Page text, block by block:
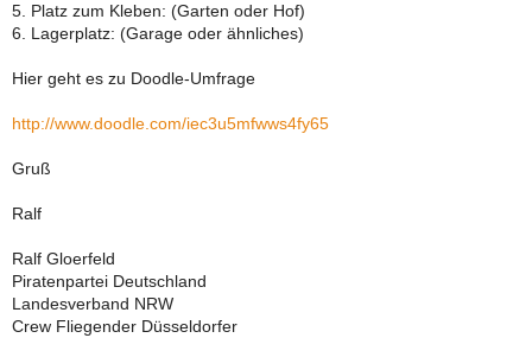
5. Platz zum Kleben: (Garten oder Hof)
6. Lagerplatz: (Garage oder ähnliches)
Hier geht es zu Doodle-Umfrage
http://www.doodle.com/iec3u5mfwws4fy65
Gruß
Ralf
Ralf Gloerfeld
Piratenpartei Deutschland
Landesverband NRW
Crew Fliegender Düsseldorfer